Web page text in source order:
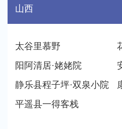
山西
太谷里慕野
阳阿清居·姥姥院
静乐县程子坪·双泉小院
平遥县一得客栈